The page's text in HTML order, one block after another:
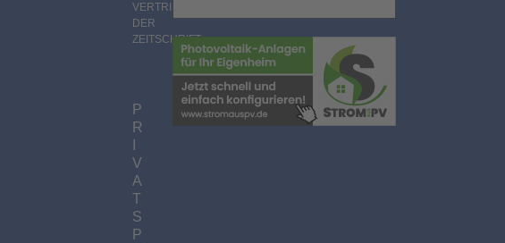
VERTRIEB
DER
ZEITSCHRIFT.
P
R
V
A
T
S
P